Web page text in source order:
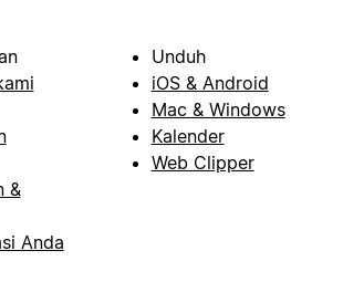
&
Anda
Unduh
iOS & Android
Mac & Windows
Kalender
Web Clipper